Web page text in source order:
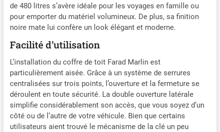
de 480 litres s’avère idéale pour les voyages en famille ou
pour emporter du matériel volumineux. De plus, sa finition
noire mate lui confère un look élégant et moderne.
Facilité d’utilisation
L’installation du coffre de toit Farad Marlin est
particulièrement aisée. Grâce à un système de serrures
centralisées sur trois points, l’ouverture et la fermeture se
déroulent en toute sécurité. La double ouverture latérale
simplifie considérablement son accès, que vous soyez d’un
côté ou de l’autre de votre véhicule. Bien que certains
utilisateurs aient trouvé le mécanisme de la clé un peu